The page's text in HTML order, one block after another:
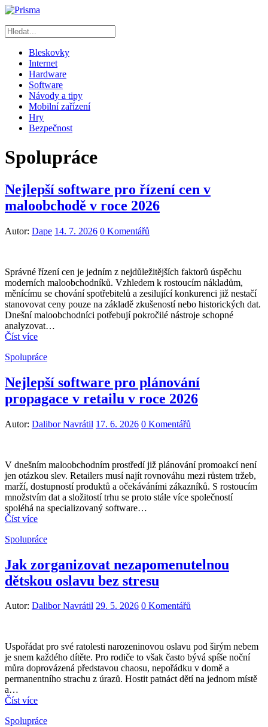
Bleskovky
Internet
Hardware
Software
Návody a tipy
Mobilní zařízení
Hry
Bezpečnost
Spolupráce
Nejlepší software pro řízení cen v
maloobchodě v roce 2026
Autor: Dape 14. 7. 2026 0 Komentářů
Správné řízení cen je jedním z nejdůležitějších faktorů úspěchu
moderních maloobchodníků. Vzhledem k rostoucím nákladům,
měnícímu se chování spotřebitelů a zesilující konkurenci již nestačí
stanovovat ceny pouze na základě zkušeností nebo historických dat.
Dnešní maloobchodníci potřebují pokročilé nástroje schopné
analyzovat…
Číst více
Spolupráce
Nejlepší software pro plánování
propagace v retailu v roce 2026
Autor: Dalibor Navrátil 17. 6. 2026 0 Komentářů
V dnešním maloobchodním prostředí již plánování promoakcí není
jen otázkou slev. Retailers musí najít rovnováhu mezi růstem tržeb,
marží, dostupností produktů a očekáváními zákazníků. S rostoucím
množstvím dat a složitostí trhu se proto stále více společností
spoléhá na specializovaný software…
Číst více
Spolupráce
Jak zorganizovat nezapomenutelnou
dětskou oslavu bez stresu
Autor: Dalibor Navrátil 29. 5. 2026 0 Komentářů
Uspořádat pro své ratolesti narozeninovou oslavu pod širým nebem
je snem každého dítěte. Pro rodiče to však často bývá spíše noční
můra doprovázená představou chaosu, nepořádku v domě a
permanentního strachu z úrazů. Hostit patnáct dětí na jednom místě
a…
Číst více
Spolupráce